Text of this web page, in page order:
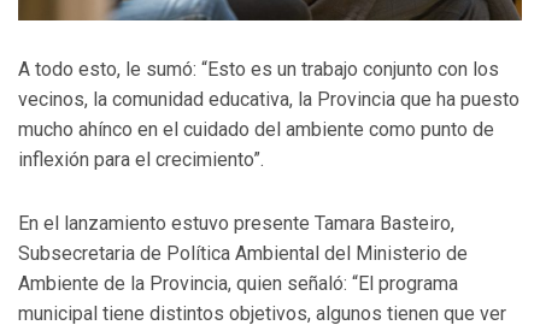
A todo esto, le sumó: “Esto es un trabajo conjunto con los
vecinos, la comunidad educativa, la Provincia que ha puesto
mucho ahínco en el cuidado del ambiente como punto de
inflexión para el crecimiento”.
En el lanzamiento estuvo presente Tamara Basteiro,
Subsecretaria de Política Ambiental del Ministerio de
Ambiente de la Provincia, quien señaló: “El programa
municipal tiene distintos objetivos, algunos tienen que ver